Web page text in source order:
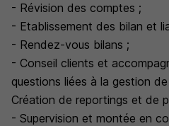
- Révision des comptes ;
- Etablissement des bilan et
- Rendez-vous bilans ;
- Conseil clients et
questions liées à la gestion
Création de reportings et de
- Supervision et montée en